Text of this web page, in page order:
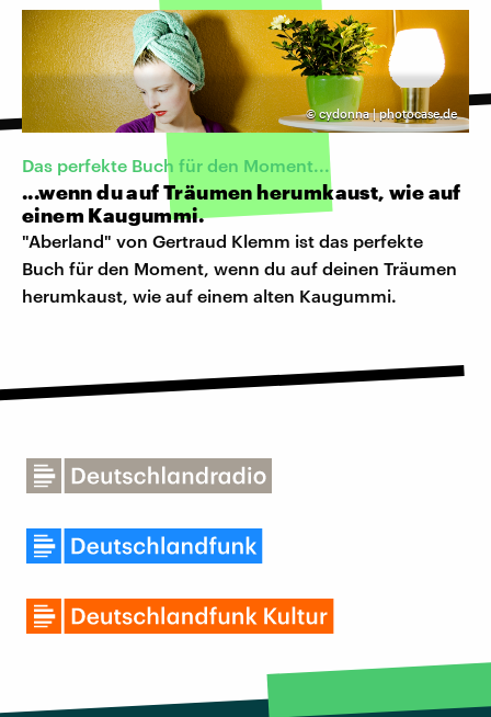
©cydonna | photocase.de
Das perfekte Buch für den Moment...
...wenn du auf Träumen herumkaust, wie auf
einem Kaugummi.
"Aberland" von Gertraud Klemm ist das perfekte
Buch für den Moment, wenn du auf deinen Träumen
herumkaust, wie auf einem alten Kaugummi.